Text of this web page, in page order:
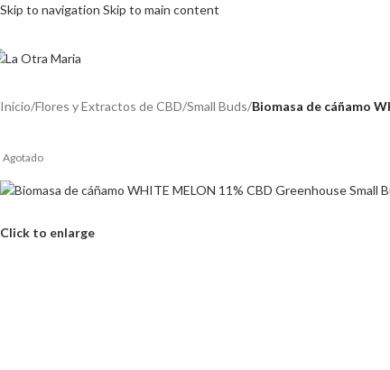
Skip to navigation Skip to main content
Inicio/Flores y Extractos de CBD/Small Buds/Biomasa de cáñamo
Agotado
Click to enlarge